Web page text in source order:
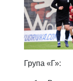
Група «Г»: